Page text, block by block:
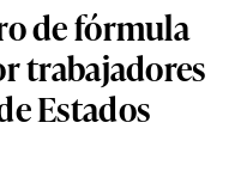
de fórmula
trabajadores
Estados